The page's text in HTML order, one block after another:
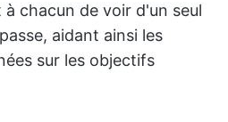
chacun de voir d'un seul
aidant ainsi les
sur les objectifs